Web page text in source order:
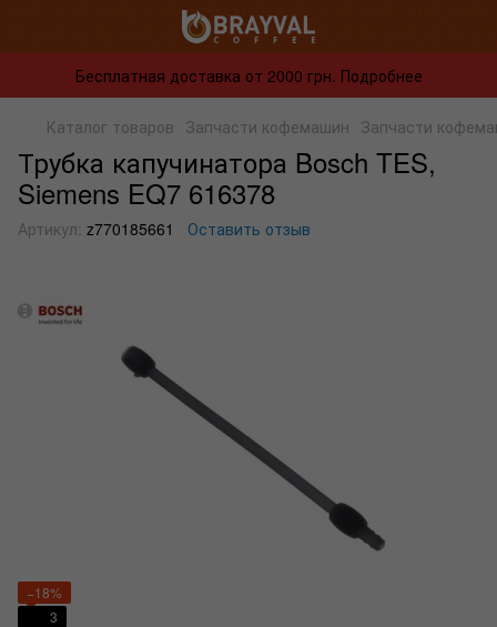
Бесплатная доставка от 2000 грн. Подробнее
Каталог товаров Запчасти кофемашин Запчасти
Трубка капучинатора Bosch TES,
Siemens EQ7 616378
Артикул: z770185661 Оставить отзыв
−18%
3